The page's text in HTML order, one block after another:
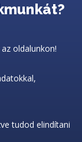
oldalunkon!
tudod elindítani